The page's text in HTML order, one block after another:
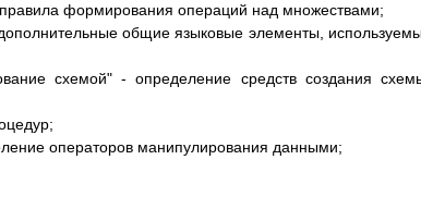
формирования операций над множествами;
общие языковые элементы,
схемой" - определение средств создания
операторов манипулирования данными;